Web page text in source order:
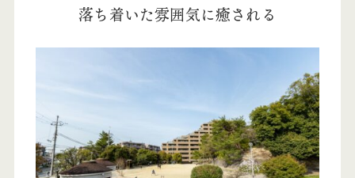
落ち着いた雰囲気に癒される